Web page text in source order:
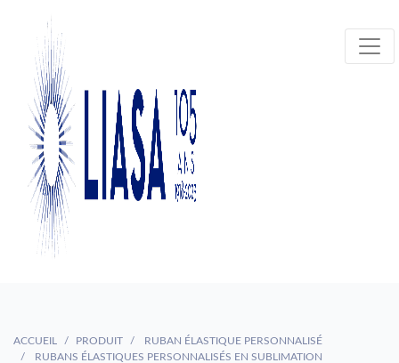
ACCUEIL PRODUIT
RUBAN ÉLASTIQUE PERSONNALISÉ
RUBANS ÉLASTIQUES PERSONNALISÉS EN SUBLIMATION